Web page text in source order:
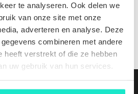
te analyseren. Ook delen we
van onze site met onze
adverteren en analyse. Deze
combineren met andere
heeft verstrekt of die ze hebben
uw gebruik van hun services.
basis van 0 beoordelingen
TOEVOEGEN